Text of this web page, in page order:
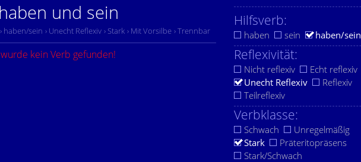
und sein
› haben/sein › Unecht Reflexiv › Stark › Mit Vorsilbe › Trennbar
kein Verb gefunden!
Hilfsverb:
haben sein haben/sein
Reflexivität:
Nicht reflexiv
Echt reflexiv
Unecht Reflexiv
Reflexiv
Teilreflexiv
Verbklasse:
Schwach
Unregelmäßig
Stark
Präteritopräsens
Stark/Schwach